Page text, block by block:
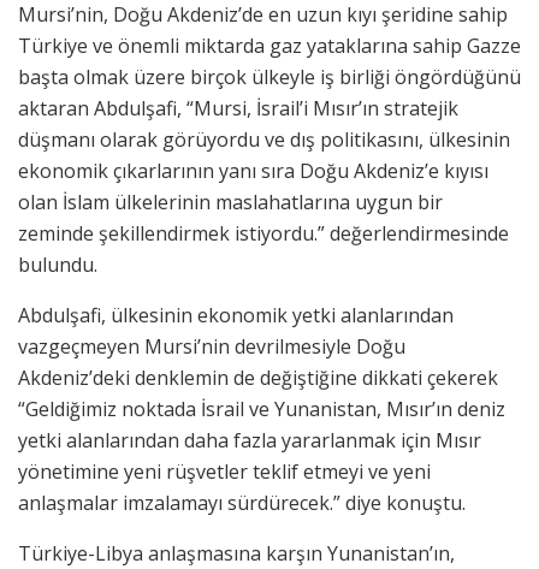
Mursi’nin, Doğu Akdeniz’de en uzun kıyı şeridine sahip
Türkiye ve önemli miktarda gaz yataklarına sahip Gazze
başta olmak üzere birçok ülkeyle iş birliği öngördüğünü
aktaran Abdulşafi, “Mursi, İsrail’i Mısır’ın stratejik
düşmanı olarak görüyordu ve dış politikasını, ülkesinin
ekonomik çıkarlarının yanı sıra Doğu Akdeniz’e kıyısı
olan İslam ülkelerinin maslahatlarına uygun bir
zeminde şekillendirmek istiyordu.” değerlendirmesinde
bulundu.
Abdulşafi, ülkesinin ekonomik yetki alanlarından
vazgeçmeyen Mursi’nin devrilmesiyle Doğu
Akdeniz’deki denklemin de değiştiğine dikkati çekerek
“Geldiğimiz noktada İsrail ve Yunanistan, Mısır’ın deniz
yetki alanlarından daha fazla yararlanmak için Mısır
yönetimine yeni rüşvetler teklif etmeyi ve yeni
anlaşmalar imzalamayı sürdürecek.” diye konuştu.
Türkiye-Libya anlaşmasına karşın Yunanistan’ın,